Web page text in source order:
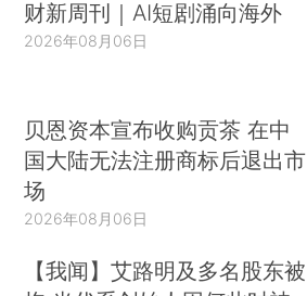
财新周刊｜AI短剧涌向海外
2026年08月06日
贝恩资本宣布收购贡茶 在中
国大陆无法注册商标后退出市
场
2026年08月06日
【我闻】艾路明及多名股东被